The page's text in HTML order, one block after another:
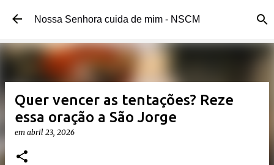
Pular para o conteúdo principal
Nossa Senhora cuida de mim - NSCM
Quer vencer as tentações? Reze
essa oração a São Jorge
em abril 23, 2026